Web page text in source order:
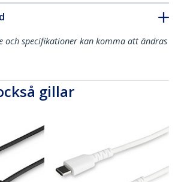
och specifikationer kan komma att ändras
gillar